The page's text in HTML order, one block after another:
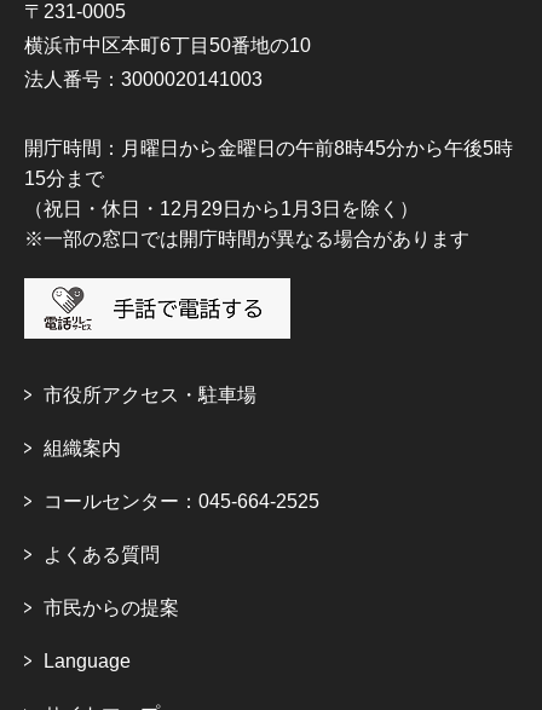
〒231-0005
横浜市中区本町6丁目50番地の10
法人番号：3000020141003
開庁時間：月曜日から金曜日の午前8時45分から午後5時
15分まで
（祝日・休日・12月29日から1月3日を除く）
※一部の窓口では開庁時間が異なる場合があります
市役所アクセス・駐車場
組織案内
コールセンター：045-664-2525
よくある質問
市民からの提案
Language